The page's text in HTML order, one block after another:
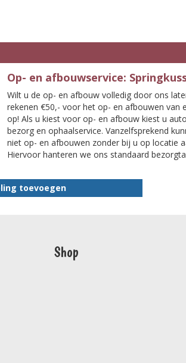
Op- en afbouwservice:
Wilt u de op- en afbouw volledig door ons
rekenen €50,- voor het op- en afbouwen van
op! Als u kiest voor op- en afbouw kiest u
bezorg en ophaalservice. Vanzelfsprekend
niet op- en afbouwen zonder bij u op locatie
Hiervoor hanteren we ons standaard
toevoegen
Shop